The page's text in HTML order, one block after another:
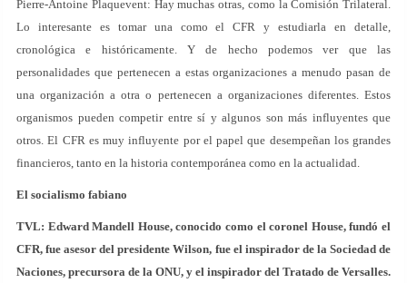
Pierre-Antoine Plaquevent: Hay muchas otras, como la Comisión Trilateral.
Lo interesante es tomar una como el CFR y estudiarla en detalle,
cronológica e históricamente. Y de hecho podemos ver que las
personalidades que pertenecen a estas organizaciones a menudo pasan de
una organización a otra o pertenecen a organizaciones diferentes. Estos
organismos pueden competir entre sí y algunos son más influyentes que
otros. El CFR es muy influyente por el papel que desempeñan los grandes
financieros, tanto en la historia contemporánea como en la actualidad.
El socialismo fabiano
TVL: Edward Mandell House, conocido como el coronel House, fundó el
CFR, fue asesor del presidente Wilson, fue el inspirador de la Sociedad de
Naciones, precursora de la ONU, y el inspirador del Tratado de Versalles.